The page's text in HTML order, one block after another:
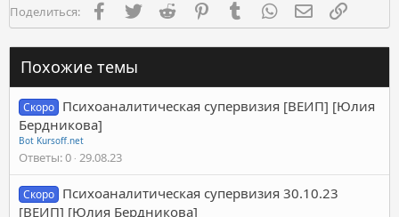
Поделиться: FacebookTwitter Reddit PinterestTumblr WhatsAppЭлектронная
Похожие темы
Скоро Психоаналитическая супервизия [ВЕИП] [Юлия
Бердникова]
Bot Kursoff.net
Ответы 0 29.08.23
Скоро Психоаналитическая супервизия 30.10.23
[ВЕИП] [Юлия Бердникова]